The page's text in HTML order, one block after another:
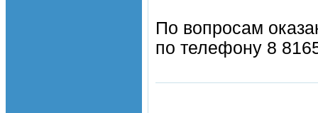
По вопросам
по телефону 8